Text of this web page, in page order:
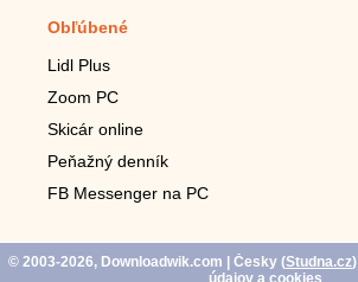
Obľúbené
Lidl Plus
Zoom PC
Skicár online
Peňažný denník
FB Messenger na PC
© 2003-2026, Downloadwik.com | Česky (Studna.cz)
údajov a cookies